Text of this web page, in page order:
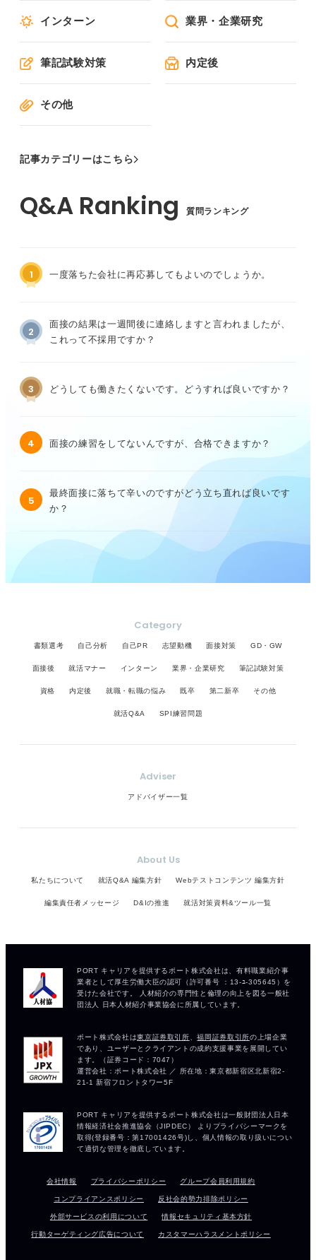
インターン 業界・企業研究
筆記試験対策 内定後
その他
記事カテゴリーはこちら
質問ランキング
1 一度落ちた会社に再応募してもよいのでしょうか。
2
面接の結果は一週間後に連絡しますと言われましたが、
これって不採用ですか？
3 どうしても働きたくないです。どうすれば良いですか？
4 面接の練習をしてないんですが、合格できますか？
5
最終面接に落ちて辛いのですがどう立ち直れば良いです
か？
Category
書類選考 自己分析 自己PR 志望動機 面接対策 GD・GW
面接後 就活マナー インターン 業界・企業研究 筆記試験対策
資格 内定後 就職・転職の悩み 既卒 第二新卒 その他
就活Q&A SPI練習問題
Adviser
アドバイザー一覧
About Us
私たちについて 就活Q&A 編集方針 Webテストコンテンツ 編集方針
編集責任者メッセージ D&Iの推進 就活対策資料&ツール一覧
会社情報 プライバシーポリシー グループ会員利用規約
コンプライアンスポリシー 反社会的勢力排除ポリシー
外部サービスの利用について 情報セキュリティ基本方針
行動ターゲティング広告について カスタマーハラスメントポリシー